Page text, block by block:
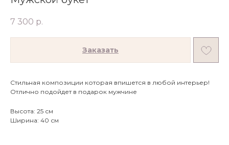
7 300 р.
Заказать
Стильная композиции которая впишется в любой интерьер!
Отлично подойдет в подарок мужчине
Высота: 25 см
Ширина: 40 см